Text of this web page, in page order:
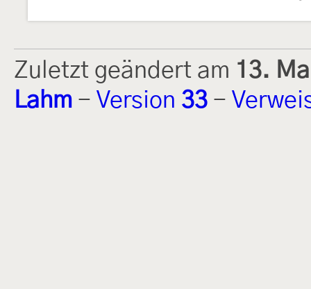
Zuletzt geändert am 13.
Lahm - Version 33 -